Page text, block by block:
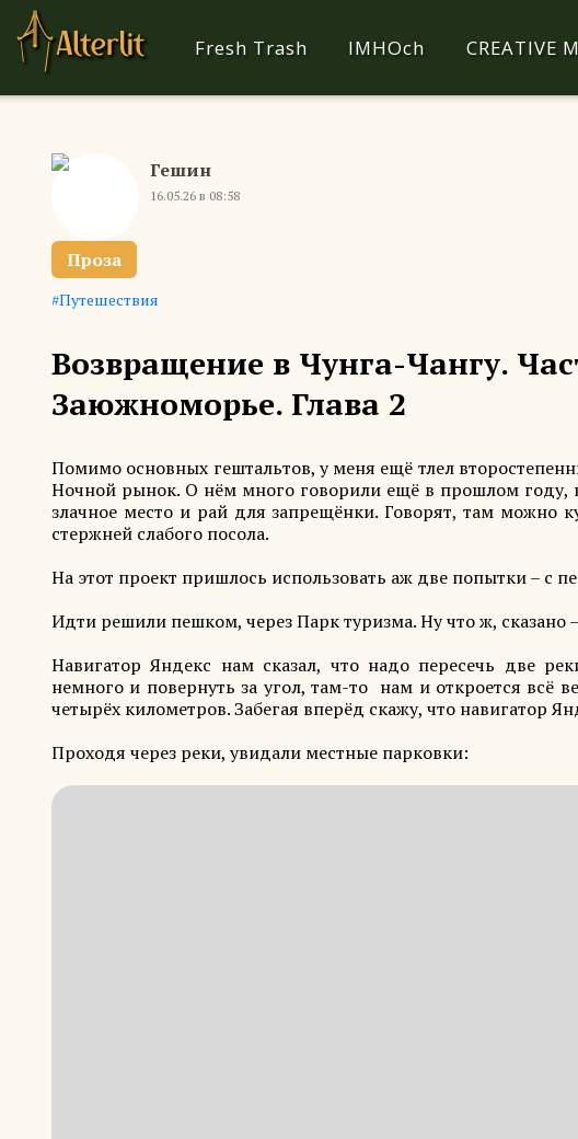
Fresh Trash IMHOch CREATIVE
Гешин
16.05.26 в 08:58
Проза
Путешествия
Возвращение в Чунга-Чангу.
Заюжноморье. Глава 2
Помимо основных гештальтов, у меня ещё тлел
Ночной рынок. О нём много говорили ещё в прошлом году,
злачное место и рай для запрещёнки. Говорят, там можно
стержней слабого посола.
На этот проект пришлось использовать аж две попытки – с
Идти решили пешком, через Парк туризма. Ну что ж, сказано
Навигатор Яндекс нам сказал, что надо пересечь две
немного и повернуть за угол, там-то нам и откроется всё
четырёх километров. Забегая вперёд скажу, что навигатор
Проходя через реки, увидали местные парковки: